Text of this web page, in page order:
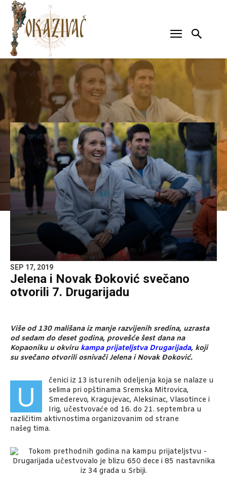
SEP 17, 2019
Jelena i Novak Đoković svečano
otvorili 7. Drugarijadu
Više od 130 mališana iz manje razvijenih sredina, uzrasta
od sedam do deset godina, provešće šest dana na
Kopaoniku u okviru kampa prijateljstva Drugarijada, koji
su svečano otvorili osnivači Jelena i Novak Đoković.
U
čenici iz 13 isturenih odeljenja koja se nalaze u
selima pri opštinama Sremska Mitrovica,
Smederevo, Kragujevac, Aleksinac, Vlasotince i
Irig, učestvovaće od 16. do 21. septembra u
različitim aktivnostima organizovanim od strane
našeg tima.